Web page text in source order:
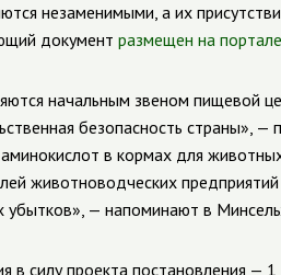
незаменимыми, а их
документ размещен на
начальным звеном пищевой
безопасность страны», —
в кормах для
животноводческих
— напоминают в
в силу проекта постановления —